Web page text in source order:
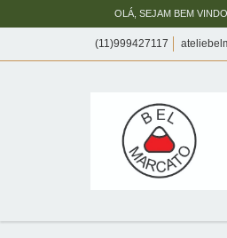
OLÁ, SEJAM BEM
(11)999427117